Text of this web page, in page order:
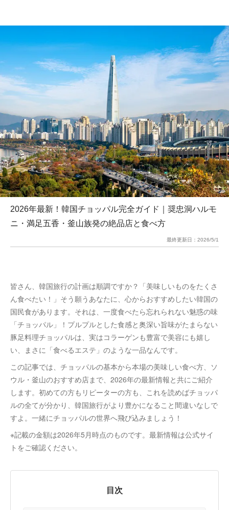
2026年最新！韓国チョッパル完全ガイド｜奨忠洞ハルモ
ニ・満足五香・釜山族発の絶品店と食べ方
最終更新日： 2026/5/1
皆さん、韓国旅行の計画は順調ですか？「美味しいものをたくさ
ん食べたい！」そう願うあなたに、心からおすすめしたい韓国の
国民食があります。それは、一度食べたら忘れられない魅惑の味
「チョッパル」！プルプルとした食感と奥深い旨味がたまらない
豚足料理チョッパルは、実はコラーゲンも豊富で美容にも嬉し
い、まさに「食べるエステ」のような一品なんです。
この記事では、チョッパルの基本から本場の美味しい食べ方、ソ
ウル・釜山のおすすめ店まで、2026年の最新情報と共にご紹介
します。初めての方もリピーターの方も、これを読めばチョッパ
ルの全てが分かり、韓国旅行がより豊かになること間違いなしで
すよ。一緒にチョッパルの世界へ飛び込みましょう！
※記載の金額は2026年5月時点のものです。最新情報は公式サイ
トをご確認ください。
目次